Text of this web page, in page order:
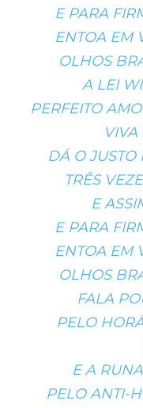
E PARA
ENTOA EM
OLHOS
A LEI
PERFEITO
VIVA
DÁ O JUSTO
TRÊS
E
E PARA
ENTOA EM
OLHOS
FALA
PELO
E A
PELO ANTI-